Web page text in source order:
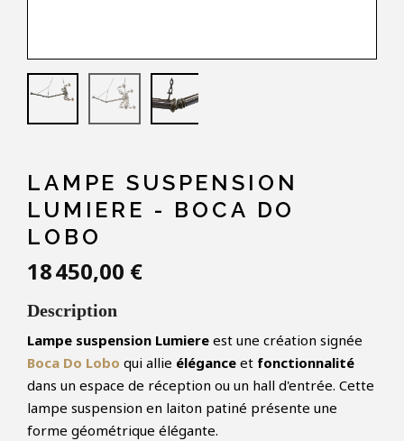
LAMPE SUSPENSION
LUMIERE - BOCA DO
LOBO
18 450,00 €
Description
Lampe suspension Lumiere est une création signée
Boca Do Lobo qui allie élégance et fonctionnalité
dans un espace de réception ou un hall d'entrée. Cette
lampe suspension en laiton patiné présente une
forme géométrique élégante.